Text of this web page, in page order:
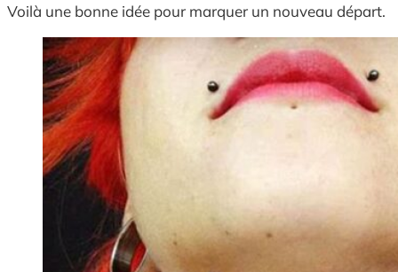
Voilà une bonne idée pour marquer un nouveau départ.